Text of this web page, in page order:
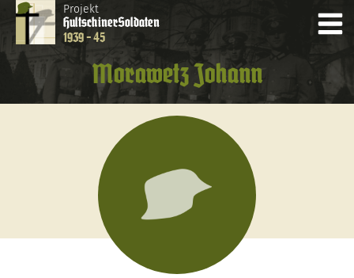
Projekt
HultschinerSoldaten
1939 - 45
Morawetz Johann